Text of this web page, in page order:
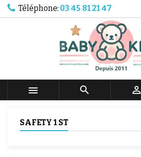
Téléphone: 03 45 81 21 47
  
SAFETY 1 ST